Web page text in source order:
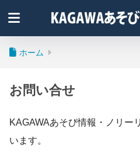
ホーム
お問い合せ
KAGAWAあそび情報・ノリー
います。